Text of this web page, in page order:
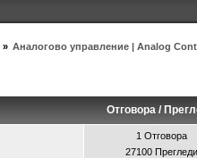
» Аналогово управление | Analog
Отговора /
1 Отговора
27100 Прегледи